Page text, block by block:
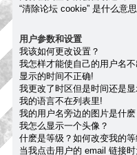
“清除论坛 cookie” 是什么意思
用户参数和设置
我该如何更改设置？
我怎样才能使自己的用户名
显示的时间不正确!
我更改了时区但是时间还是
我的语言不在列表里!
我的用户名旁边的图片是什麽
我怎么显示一个头像？
什麽是等级？如何改变我的等
当我点击用户的 email 链接